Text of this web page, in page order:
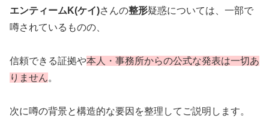
エンティームK(ケイ)さんの整形疑惑については、一部で
噂されているものの、
信頼できる証拠や本人・事務所からの公式な発表は一切あ
りません。
次に噂の背景と構造的な要因を整理してご説明します。